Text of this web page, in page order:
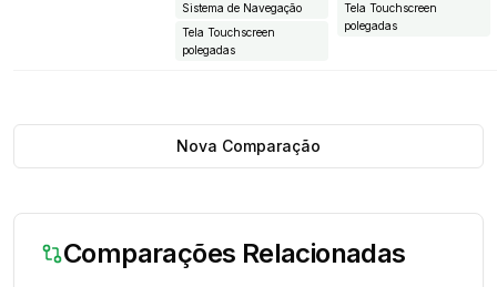
Sistema de Navegação
Tela Touchscreen
polegadas
Tela Touchscreen
polegadas
Nova Comparação
Comparações Relacionadas